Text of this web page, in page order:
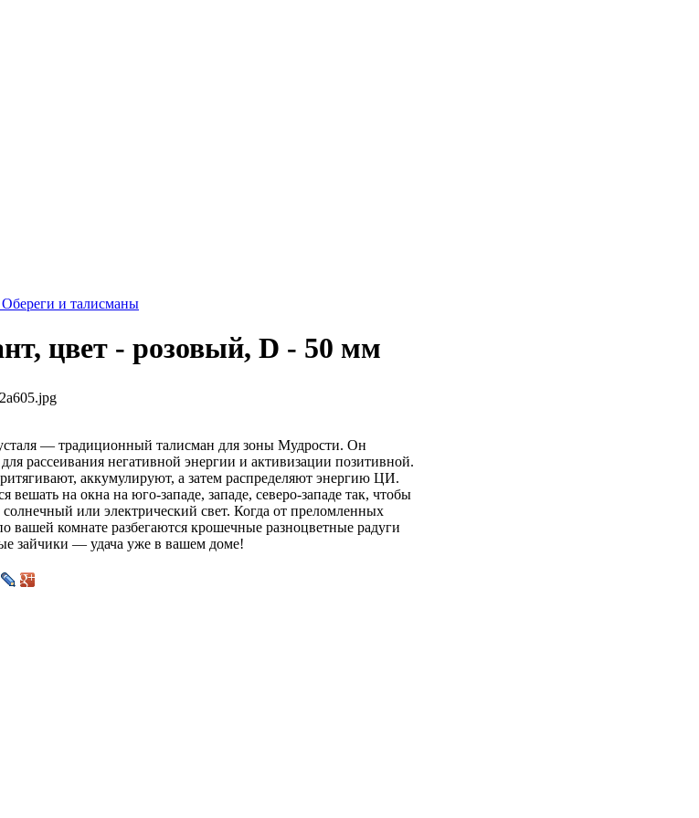
Обереги и талисманы
цвет - розовый, D - 50 мм
— традиционный талисман для зоны Мудрости. Он
рассеивания негативной энергии и активизации позитивной.
аккумулируют, а затем распределяют энергию ЦИ.
вешать на окна на юго-западе, западе, северо-западе так, чтобы
или электрический свет. Когда от преломленных
вашей комнате разбегаются крошечные разноцветные радуги
зайчики — удача уже в вашем доме!